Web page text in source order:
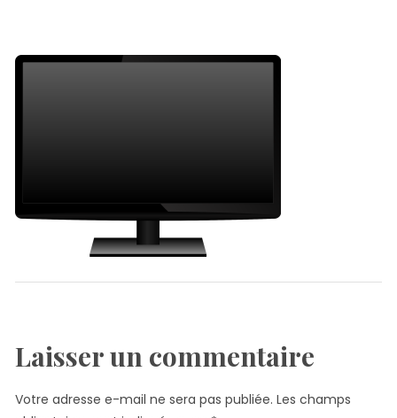
Laisser un commentaire
Votre adresse e-mail ne sera pas publiée. Les champs